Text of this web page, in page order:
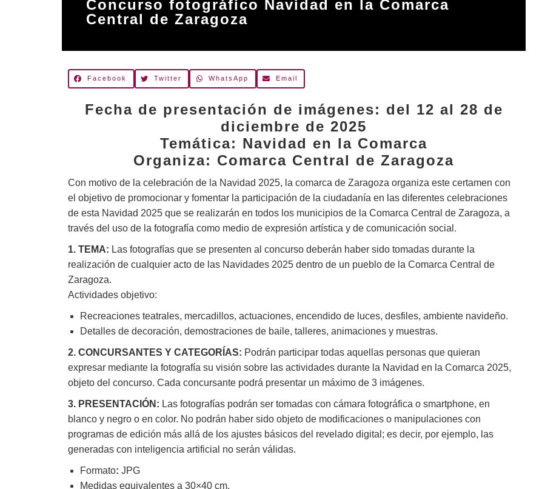
Concurso fotográfico Navidad en la Comarca
Central de Zaragoza
Facebook Twitter WhatsApp Email
Fecha de presentación de imágenes: del 12 al 28 de
diciembre de 2025
Temática: Navidad en la Comarca
Organiza: Comarca Central de Zaragoza
Con motivo de la celebración de la Navidad 2025, la comarca de Zaragoza organiza este certamen con
el objetivo de promocionar y fomentar la participación de la ciudadanía en las diferentes celebraciones
de esta Navidad 2025 que se realizarán en todos los municipios de la Comarca Central de Zaragoza, a
través del uso de la fotografía como medio de expresión artística y de comunicación social.
1. TEMA: Las fotografías que se presenten al concurso deberán haber sido tomadas durante la
realización de cualquier acto de las Navidades 2025 dentro de un pueblo de la Comarca Central de
Zaragoza.
Actividades objetivo:
Recreaciones teatrales, mercadillos, actuaciones, encendido de luces, desfiles, ambiente navideño.
Detalles de decoración, demostraciones de baile, talleres, animaciones y muestras.
2. CONCURSANTES Y CATEGORÍAS: Podrán participar todas aquellas personas que quieran
expresar mediante la fotografía su visión sobre las actividades durante la Navidad en la Comarca 2025,
objeto del concurso. Cada concursante podrá presentar un máximo de 3 imágenes.
3. PRESENTACIÓN: Las fotografías podrán ser tomadas con cámara fotográfica o smartphone, en
blanco y negro o en color. No podrán haber sido objeto de modificaciones o manipulaciones con
programas de edición más allá de los ajustes básicos del revelado digital; es decir, por ejemplo, las
generadas con inteligencia artificial no serán válidas.
Formato: JPG
Medidas equivalentes a 30×40 cm.